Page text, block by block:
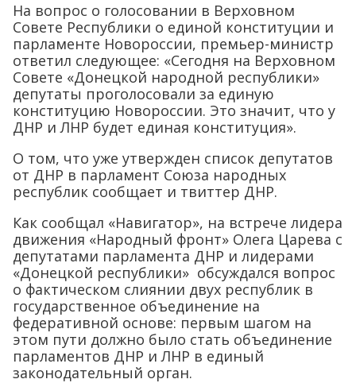
На вопрос о голосовании в Верховном
Совете Республики о единой конституции и
парламенте Новороссии, премьер-министр
ответил следующее: «Сегодня на Верховном
Совете «Донецкой народной республики»
депутаты проголосовали за единую
конституцию Новороссии. Это значит, что у
ДНР и ЛНР будет единая конституция».
О том, что уже утвержден список депутатов
от ДНР в парламент Союза народных
республик сообщает и твиттер ДНР.
Как сообщал «Навигатор», на встрече лидера
движения «Народный фронт» Олега Царева с
депутатами парламента ДНР и лидерами
«Донецкой республики» обсуждался вопрос
о фактическом слиянии двух республик в
государственное объединение на
федеративной основе: первым шагом на
этом пути должно было стать объединение
парламентов ДНР и ЛНР в единый
законодательный орган.